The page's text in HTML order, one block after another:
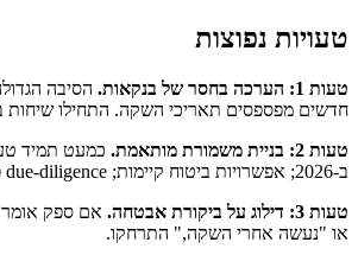
טעויות נפוצות
טעות 1: הערכה בחסר של בנקאות.
חדשים מפספסים תאריכי השקה. התחילו שיחות
טעות 2: בניית משמורת מותאמת.
ב-2026; אפשרויות ביטוח קיימות; due-diligence פשוט.
טעות 3: דילוג על ביקורת אבטחה.
אם ספק אומר
או "נעשה אחרי השקה," התרחקו.